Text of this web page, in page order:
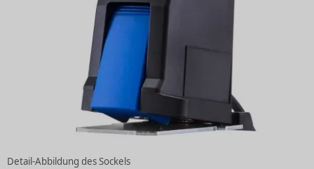
Detail-Abbildung des Sockels